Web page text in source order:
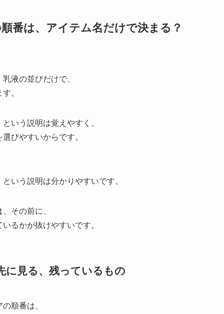
番は、アイテム名だけで決まる？
液の並びだけで、
。
いう説明は覚えやすく、
びやすいからです。
いう説明は分かりやすいです。
その前に、
るかが抜けやすいです。
に見る、残っているもの
順番は、